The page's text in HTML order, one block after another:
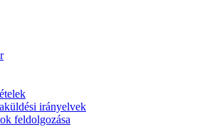
irányelvek
feldolgozása